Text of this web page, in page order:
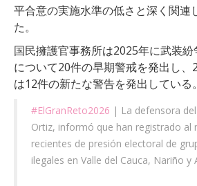
平合意の実施水準の低さと深く関連
た。
国民擁護官事務所は2025年に武装
について20件の早期警戒を発出し、
は12件の新たな警告を発出している。
#ElGranReto2026 | La defensora
Ortiz, informó que han registrado al
recientes de presión electoral de
ilegales en Valle del Cauca, Nariño y